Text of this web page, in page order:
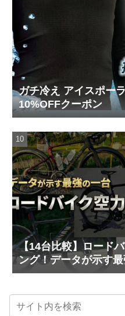
ガチ冷え アイスポー
10%OFFクーポン
【14台比較】ロード
ング！データが示す